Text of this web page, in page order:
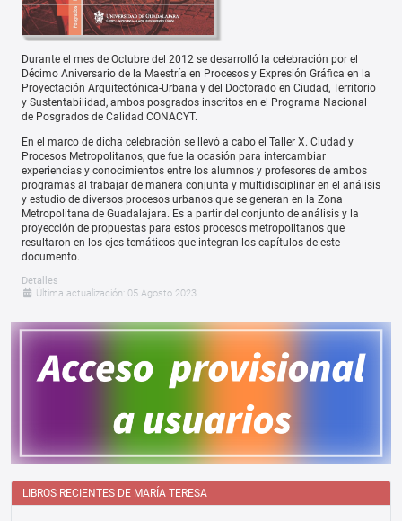
Durante el mes de Octubre del 2012 se desarrolló la celebración por el
Décimo Aniversario de la Maestría en Procesos y Expresión Gráfica en la
Proyectación Arquitectónica-Urbana y del Doctorado en Ciudad, Territorio
y Sustentabilidad, ambos posgrados inscritos en el Programa Nacional
de Posgrados de Calidad CONACYT.
En el marco de dicha celebración se llevó a cabo el Taller X. Ciudad y
Procesos Metropolitanos, que fue la ocasión para intercambiar
experiencias y conocimientos entre los alumnos y profesores de ambos
programas al trabajar de manera conjunta y multidisciplinar en el análisis
y estudio de diversos procesos urbanos que se generan en la Zona
Metropolitana de Guadalajara. Es a partir del conjunto de análisis y la
proyección de propuestas para estos procesos metropolitanos que
resultaron en los ejes temáticos que integran los capítulos de este
documento.
Detalles
Última actualización: 05 Agosto 2023
LIBROS RECIENTES DE MARÍA TERESA